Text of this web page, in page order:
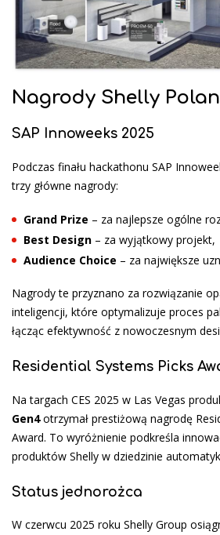
Nagrody Shelly
SAP Innoweeks 2025
Podczas finału hackathonu SAP
trzy główne nagrody:
Grand Prize – za najlepsze ogólne
Best Design – za wyjątkowy projekt,
Audience Choice – za największe
Nagrody te przyznano za rozwiązanie
inteligencji, które optymalizuje proces
łącząc efektywność z nowoczesnym
Residential Systems Picks
Na targach CES 2025 w Las Vegas
Gen4otrzymał prestiżową nagrodę
Award. To wyróżnienie podkreśla
produktów Shelly w dziedzinie
Status jednorożca
W czerwcu 2025 roku Shelly Group